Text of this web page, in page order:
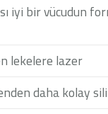
iyi bir vücudun
lekelere lazer
daha kolay